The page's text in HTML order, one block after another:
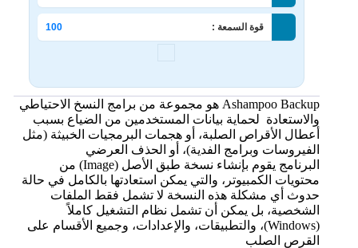
قوة السمعة : 100
Ashampoo Backup هو مجموعة من برامج النسخ الاحتياطي
والاستعادة لحماية بيانات المستخدمين من الضياع بسبب
أعطال الأقراص الصلبة، أو هجمات البرمجيات الخبيثة (مثل
الفيروسات وبرامج الفدية)، أو الحذف العرضي
البرنامج يقوم بإنشاء نسخة طبق الأصل (Image) من
محتويات الكمبيوتر، والتي يمكن استعادتها بالكامل في حالة
حدوث أي مشكلة هذه النسخة لا تشمل فقط الملفات
الشخصية، بل يمكن أن تشمل نظام التشغيل كاملاً
(Windows)، والتطبيقات، والإعدادات، وجميع الأقسام على
القرص الصلب